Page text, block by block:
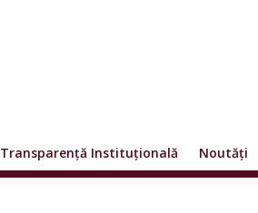
Transparență Instituțională Noutăți